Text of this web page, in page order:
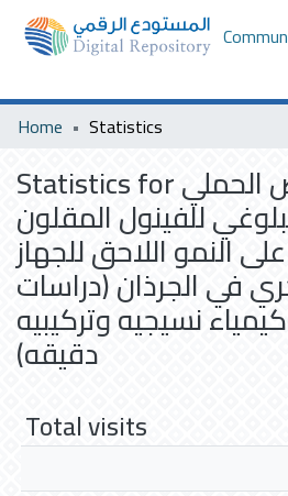
Home
Statistics
Statistics for تأثير التعرض الحملي
للفينول المقلون
النمو اللاحق للجهاز
في الجرذان (دراسات
نسيجيه وتركيبيه
دقيقه)
Total visits